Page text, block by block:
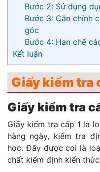
Bước 2: Sử dụng
Bước 3: Căn chỉnh
góc
Bước 4: Hạn chế
Kết luận
Giấy kiểm tra
Giấy kiểm tra
Giấy kiểm tra cấp 1 là
hàng ngày, kiểm tra
học. Đây được coi là
chất kiểm định kiến